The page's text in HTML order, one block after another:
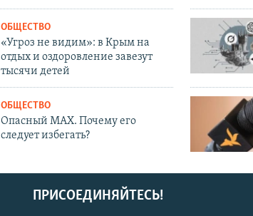
ОБЩЕСТВО
«Угроз не видим»: в Крым на
отдых и оздоровление завезут
тысячи детей
ОБЩЕСТВО
Опасный MAX. Почему его
следует избегать?
ПРИСОЕДИНЯЙТЕСЬ!